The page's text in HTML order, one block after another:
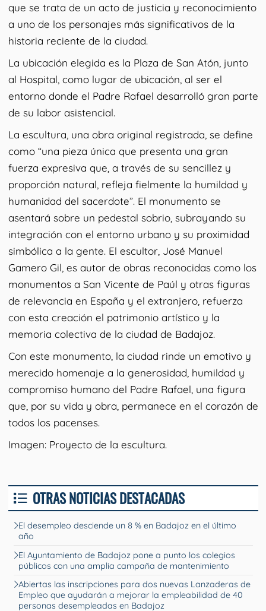
que se trata de un acto de justicia y reconocimiento
a uno de los personajes más significativos de la
historia reciente de la ciudad.
La ubicación elegida es la Plaza de San Atón, junto
al Hospital, como lugar de ubicación, al ser el
entorno donde el Padre Rafael desarrolló gran parte
de su labor asistencial.
La escultura, una obra original registrada, se define
como “una pieza única que presenta una gran
fuerza expresiva que, a través de su sencillez y
proporción natural, refleja fielmente la humildad y
humanidad del sacerdote”. El monumento se
asentará sobre un pedestal sobrio, subrayando su
integración con el entorno urbano y su proximidad
simbólica a la gente. El escultor, José Manuel
Gamero Gil, es autor de obras reconocidas como los
monumentos a San Vicente de Paúl y otras figuras
de relevancia en España y el extranjero, refuerza
con esta creación el patrimonio artístico y la
memoria colectiva de la ciudad de Badajoz.
Con este monumento, la ciudad rinde un emotivo y
merecido homenaje a la generosidad, humildad y
compromiso humano del Padre Rafael, una figura
que, por su vida y obra, permanece en el corazón de
todos los pacenses.
Imagen: Proyecto de la escultura.
OTRAS NOTICIAS DESTACADAS
El desempleo desciende un 8 % en Badajoz en el último
año
El Ayuntamiento de Badajoz pone a punto los colegios
públicos con una amplia campaña de mantenimiento
Abiertas las inscripciones para dos nuevas Lanzaderas de
Empleo que ayudarán a mejorar la empleabilidad de 40
personas desempleadas en Badajoz